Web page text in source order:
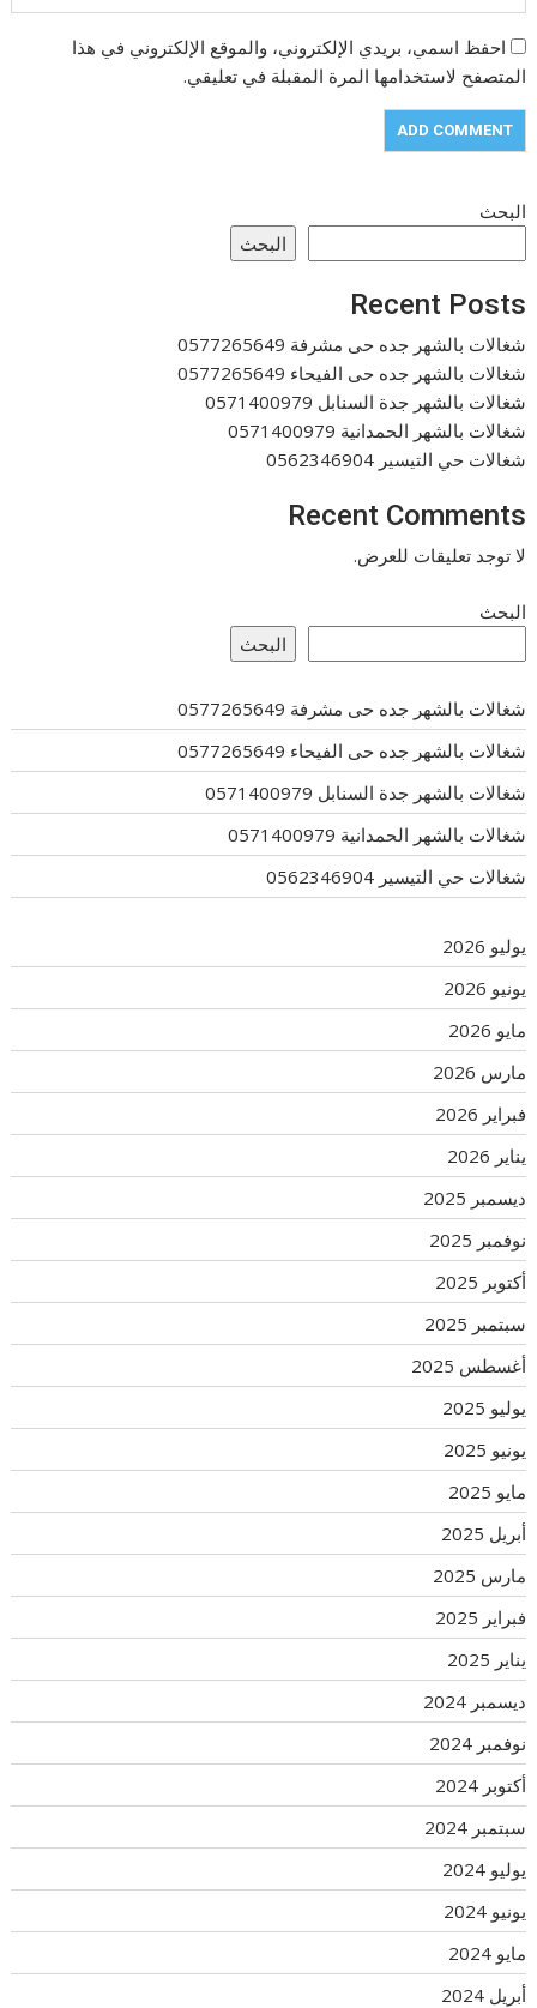
احفظ اسمي، بريدي الإلكتروني، والموقع الإلكتروني في هذا
المتصفح لاستخدامها المرة المقبلة في تعليقي.
البحث
البحث
Recent Posts
شغالات بالشهر جده حى مشرفة 0577265649
شغالات بالشهر جده حى الفيحاء 0577265649
شغالات بالشهر جدة السنابل 0571400979
شغالات بالشهر الحمدانية 0571400979
شغالات حي التيسير 0562346904
Recent Comments
لا توجد تعليقات للعرض.
البحث
البحث
شغالات بالشهر جده حى مشرفة 0577265649
شغالات بالشهر جده حى الفيحاء 0577265649
شغالات بالشهر جدة السنابل 0571400979
شغالات بالشهر الحمدانية 0571400979
شغالات حي التيسير 0562346904
يوليو 2026
يونيو 2026
مايو 2026
مارس 2026
فبراير 2026
يناير 2026
ديسمبر 2025
نوفمبر 2025
أكتوبر 2025
سبتمبر 2025
أغسطس 2025
يوليو 2025
يونيو 2025
مايو 2025
أبريل 2025
مارس 2025
فبراير 2025
يناير 2025
ديسمبر 2024
نوفمبر 2024
أكتوبر 2024
سبتمبر 2024
يوليو 2024
يونيو 2024
مايو 2024
أبريل 2024